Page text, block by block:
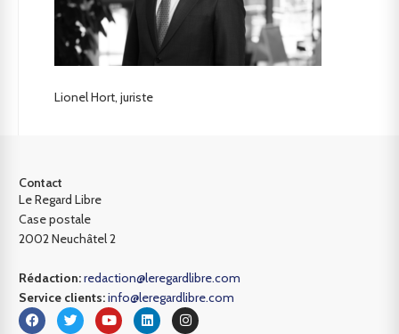
Lionel Hort, juriste
Contact
Le Regard Libre
Case postale
2002 Neuchâtel 2
Rédaction:redaction@leregardlibre.com
Service clients:info@leregardlibre.com